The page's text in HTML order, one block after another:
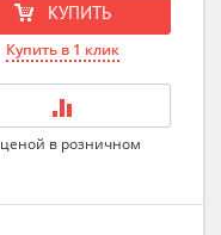
КУПИТЬ
Купить в 1 клик
в розничном